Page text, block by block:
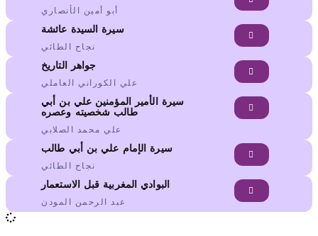
أبو أمين الأنصاري
سيرة السيدة عائشة
نجاح الطائي
جواهر التاريخ
علي الكوراني العاملي
سيرة الأمير المؤمنين علي بن أبي
طالب شخصيته وعصره
علي محمد الصلابي
سيرة الإمام علي بن أبي طالب
نجاح الطائي
البوادي المغربية قبل الاستعمار
عبد الرحمن المودن